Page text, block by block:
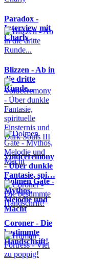
Paradox -
Interview mit
Charly
Blizzen - Ab in
die dritte
Runde...
Voidceremony
- Über dunkle
Fantasie, spi…
Dolmen Gate -
Mythos,
Melodie und
Macht
Coroner - Die
bestimmte
Handschrift!